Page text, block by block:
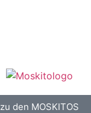
zu den MOSKITOS